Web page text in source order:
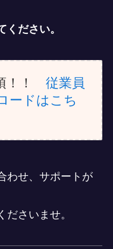
ださい。
！！従業員
ードはこち
わせ、サポートが
ださいませ。